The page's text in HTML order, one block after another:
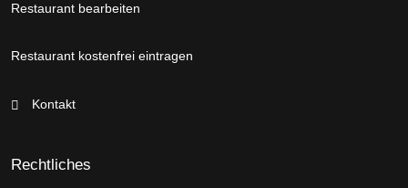
Restaurant bearbeiten
Restaurant kostenfrei eintragen
Kontakt
Rechtliches